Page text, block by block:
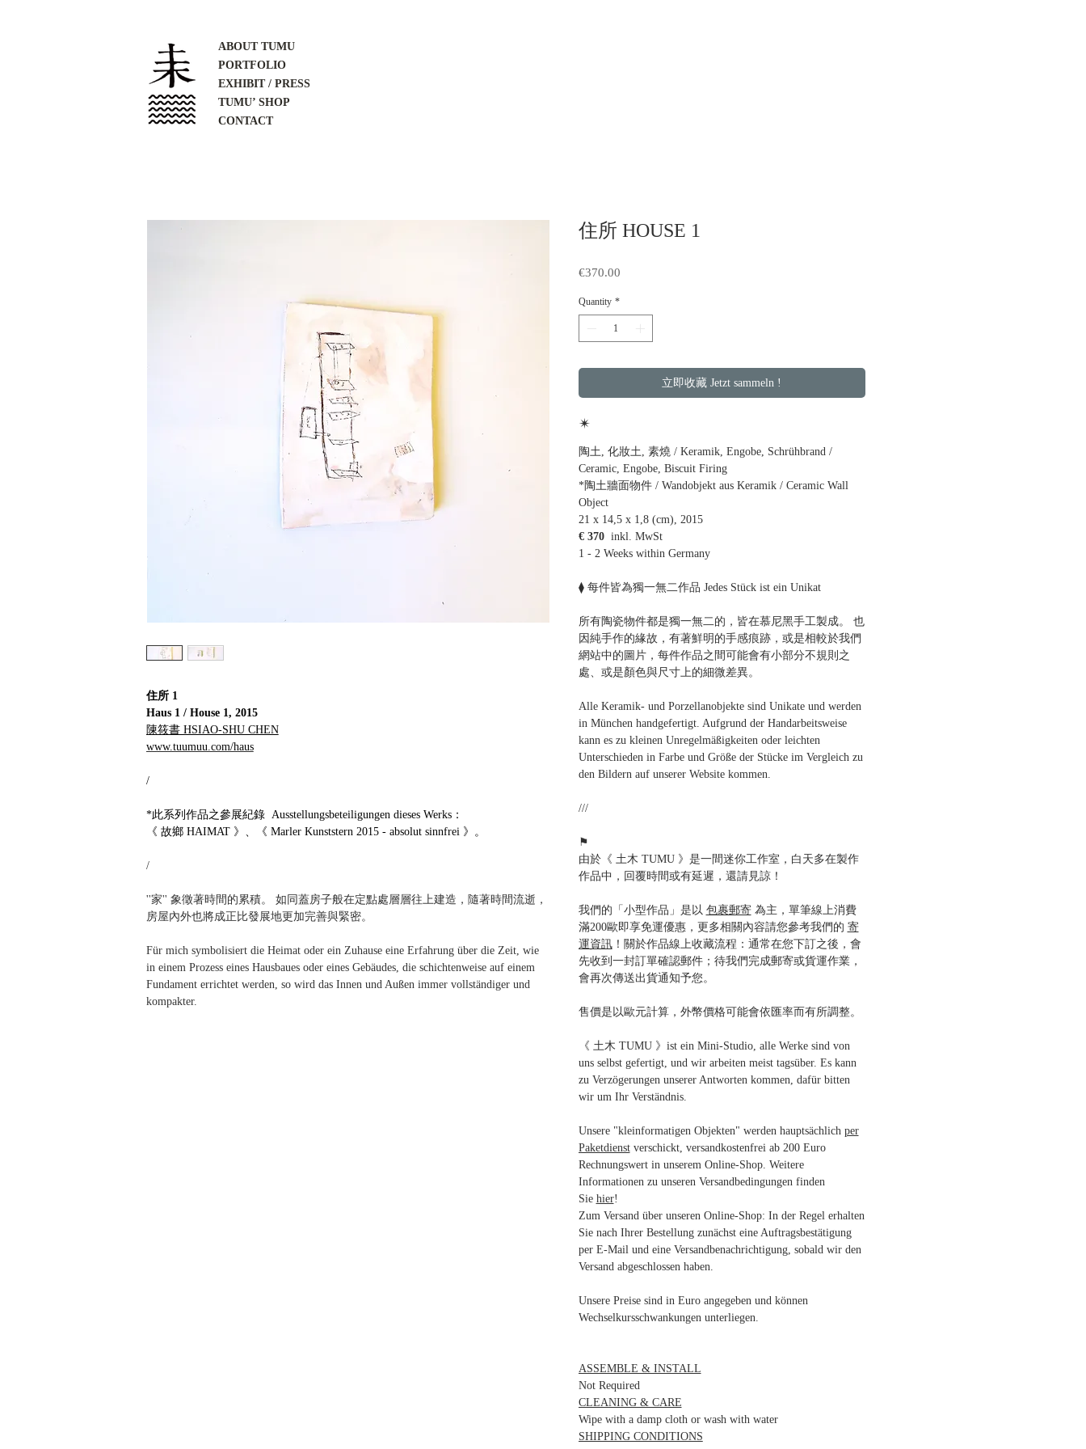
住所 1
Haus 1 / House 1, 2015
陳筱書 HSIAO-SHU CHEN
www.tuumuu.com/haus
/
*此系列作品之參展紀錄 Ausstellungsbeteiligungen dieses Werks：
《 故鄉 HAIMAT 》、《 Marler Kunststern 2015 - absolut sinnfrei 》。
/
''家'' 象徵著時間的累積。 如同蓋房子般在定點處層層往上建造，隨著時間流逝，
房屋內外也將成正比發展地更加完善與緊密。
Für mich symbolisiert die Heimat oder ein Zuhause eine Erfahrung über die Zeit, wie
in einem Prozess eines Hausbaues oder eines Gebäudes, die schichtenweise auf einem
Fundament errichtet werden, so wird das Innen und Außen immer vollständiger und
kompakter.
住所 HOUSE 1
€370.00Price
Quantity *
立即收藏 Jetzt sammeln !
✴
陶土, 化妝土, 素燒 / Keramik, Engobe, Schrühbrand /
Ceramic, Engobe, Biscuit Firing
*陶土牆面物件 / Wandobjekt aus Keramik / Ceramic Wall
Object
21 x 14,5 x 1,8 (cm), 2015
€ 370inkl. MwSt
1 - 2 Weeks within Germany
⧫ 每件皆為獨一無二作品 Jedes Stück ist ein Unikat
所有陶瓷物件都是獨一無二的，皆在慕尼黑手工製成。 也
因純手作的緣故，有著鮮明的手感痕跡，或是相較於我們
網站中的圖片，每件作品之間可能會有小部分不規則之
處、或是顏色與尺寸上的細微差異。
Alle Keramik- und Porzellanobjekte sind Unikate und werden
in München handgefertigt. Aufgrund der Handarbeitsweise
kann es zu kleinen Unregelmäßigkeiten oder leichten
Unterschieden in Farbe und Größe der Stücke im Vergleich zu
den Bildern auf unserer Website kommen.
///
⚑
由於《 土木 TUMU 》是一間迷你工作室，白天多在製作
作品中，回覆時間或有延遲，還請見諒！
我們的「小型作品」是以 包裹郵寄為主，單筆線上消費
滿200歐即享免運優惠，更多相關內容請您參考我們的 寄
運資訊！關於作品線上收藏流程：通常在您下訂之後，會
先收到一封訂單確認郵件；待我們完成郵寄或貨運作業，
會再次傳送出貨通知予您。
售價是以歐元計算，外幣價格可能會依匯率而有所調整。
《 土木 TUMU 》ist ein Mini-Studio, alle Werke sind von
uns selbst gefertigt, und wir arbeiten meist tagsüber. Es kann
zu Verzögerungen unserer Antworten kommen, dafür bitten
wir um Ihr Verständnis.
Unsere "kleinformatigen Objekten" werden hauptsächlich per
Paketdienstverschickt, versandkostenfrei ab 200 Euro
Rechnungswert in unserem Online-Shop. Weitere
Informationen zu unseren Versandbedingungen finden
Sie hier!
Zum Versand über unseren Online-Shop: In der Regel erhalten
Sie nach Ihrer Bestellung zunächst eine Auftragsbestätigung
per E-Mail und eine Versandbenachrichtigung, sobald wir den
Versand abgeschlossen haben.
Unsere Preise sind in Euro angegeben und können
Wechselkursschwankungen unterliegen.
ASSEMBLE & INSTALL
Not Required
CLEANING & CARE
Wipe with a damp cloth or wash with water
SHIPPING CONDITIONS
ABOUT TUMU
PORTFOLIO
EXHIBIT / PRESS
TUMU’ SHOP
CONTACT